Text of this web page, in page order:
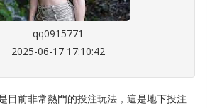
qq0915771
2025-06-17 17:10:42
目前非常熱門的投注玩法，這是地下投注